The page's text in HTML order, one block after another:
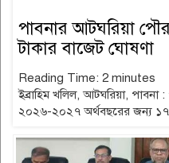
পাবনার আটঘরিয়া
টাকার বাজেট ঘোষণা
Reading Time: 2 minutes
ইব্রাহিম খলিল, আটঘরিয়া,
২০২৬-২০২৭ অর্থবছরের জন্য